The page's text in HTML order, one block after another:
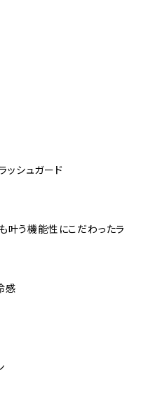
ッシュガード
叶う機能性にこだわったラ
感